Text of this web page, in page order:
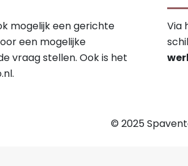
mogelijk een gerichte
een mogelijke
vraag stellen. Ook is het
.
Via
© 2025